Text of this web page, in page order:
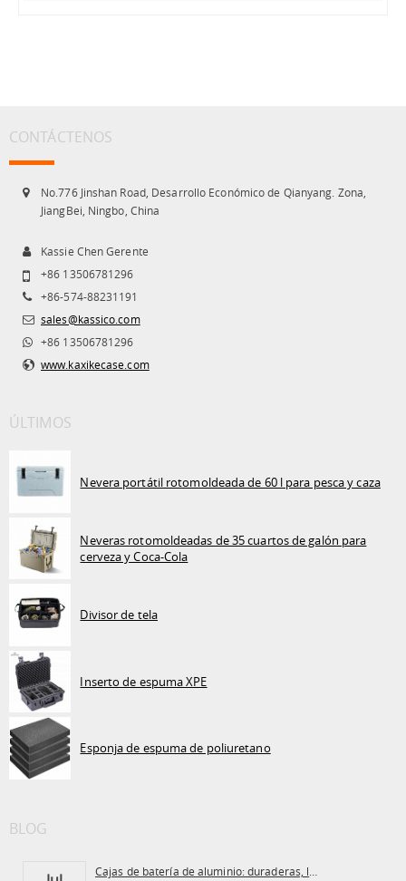
CONTÁCTENOS
No.776 Jinshan Road, Desarrollo Económico de Qianyang. Zona,
JiangBei, Ningbo, China
Kassie Chen Gerente
+86 13506781296
+86-574-88231191
sales@kassico.com
+86 13506781296
www.kaxikecase.com
ÚLTIMOS
Nevera portátil rotomoldeada de 60 l para pesca y caza
Neveras rotomoldeadas de 35 cuartos de galón para
cerveza y Coca-Cola
Divisor de tela
Inserto de espuma XPE
Esponja de espuma de poliuretano
BLOG